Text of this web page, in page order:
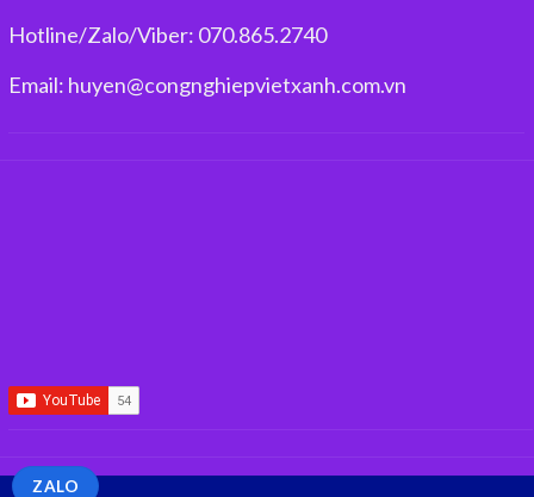
Hotline/Zalo/Viber: 070.865.2740
Email: huyen@congnghiepvietxanh.com.vn
ZALO